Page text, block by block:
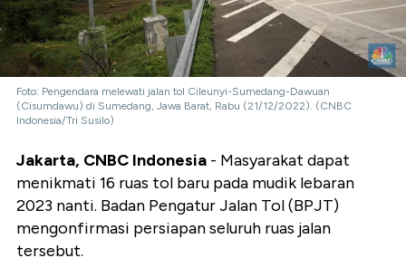
Foto: Pengendara melewati jalan tol Cileunyi-Sumedang-Dawuan
(Cisumdawu) di Sumedang, Jawa Barat, Rabu (21/12/2022). (CNBC
Indonesia/Tri Susilo)
Jakarta, CNBC Indonesia - Masyarakat dapat
menikmati 16 ruas tol baru pada mudik lebaran
2023 nanti. Badan Pengatur Jalan Tol (BPJT)
mengonfirmasi persiapan seluruh ruas jalan
tersebut.